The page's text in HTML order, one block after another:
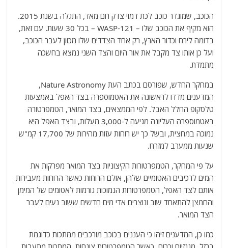
p
p
m
o
o
k
הכוכב, שמוגדר כוכב לכת דמוי צדק חם מאד, התגלה בשנת 2015.
הוא מקיף את הכוכב שלו – WASP-121 – בכל 30 שעות. עם זאת,
בדומה לירח וכדור הארץ, רק אחד הצדדים שלו מכוון לעבר הכוכב,
ועל כן אותו צד מקבל את אור היום והצד השני נמצא בחשכה
מתמדת.
במחקר החדש, שפורסם בכתב העת Nature Astronomy,
המדענים מדדו לראשונה את האטמוספרה בצד האפל באמצעות
טלסקופ החלל האבל. לפי הממצאים, בצד המואר, הטמפרטורה
באטמוספרה העליונה מגיעה ל-3,000 מעלות, ובצד האפל היא
נמוכה במחצית, ובשל כך יש רוחות עזות מהירות של 17,700 קמ"ש
שנעות ממערב למזרח.
על פי המחקר, הטמפרטורות הקיצוניות בצד המואר מפרקות את
המים לרכיבים האטומיים שלהן, אולם הרוחות כאשר הרוחות מעבירות
אותם לצד האפל, הטמפרטורות הנמוכות גורמות לאטומים של המימן
והחמצן להתאחד שוב ונוצרים אדי מים חדשים ששוב נעים לעבר
הצד המואר.
כמו כן, המדענים זיהו כי העננים בכוכב מורכבים ממתכות כדוגמת